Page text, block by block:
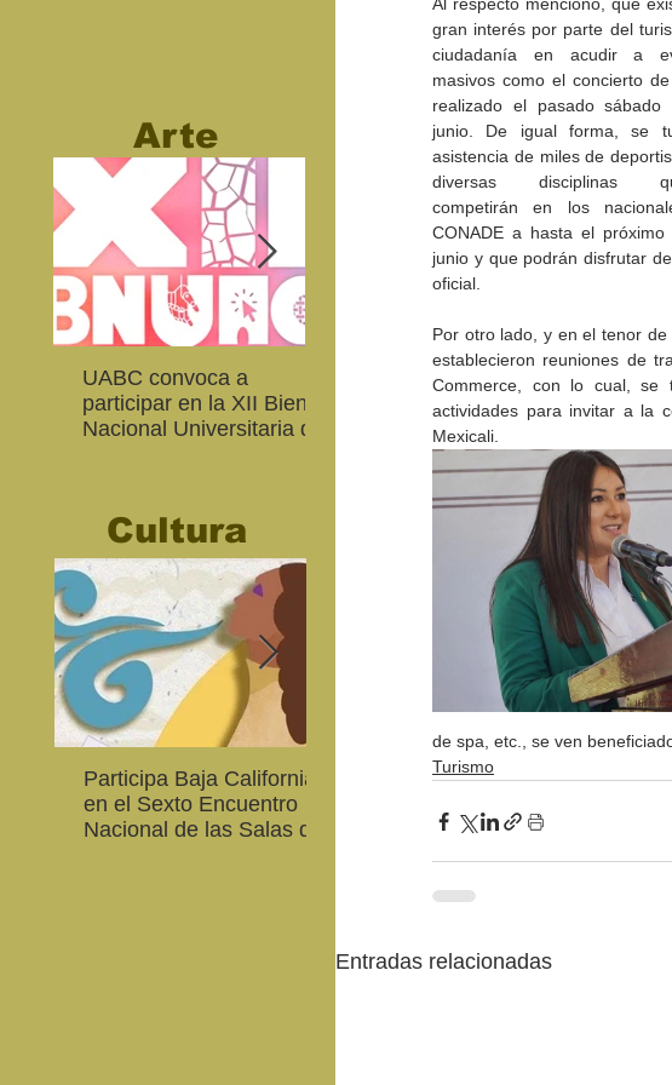
gran interés por parte del
ciudadanía en acudir a
masivos como el concierto
realizado el pasado sábado
junio. De igual forma, se
asistencia de miles de
diversas disciplinas
competirán en los
CONADE a hasta el
junio y que podrán disfrutar
oficial.
Por otro lado, y en el tenor
establecieron reuniones de
Commerce, con lo cual, se
actividades para invitar a la
Mexicali.
de spa, etc., se ven
Turismo
Entradas relacionadas
Arte
UABC convoca a
participar en la XII Bienal
Nacional Universitaria de
Abierta convocatoria de la
XIV Bienal de Fotografía
de Baja California
CETYS
2026 de
Cultura
Participa Baja California
en el Sexto Encuentro
Nacional de las Salas de
Cultura BC invita a
Estatal de Música 2026
cultural